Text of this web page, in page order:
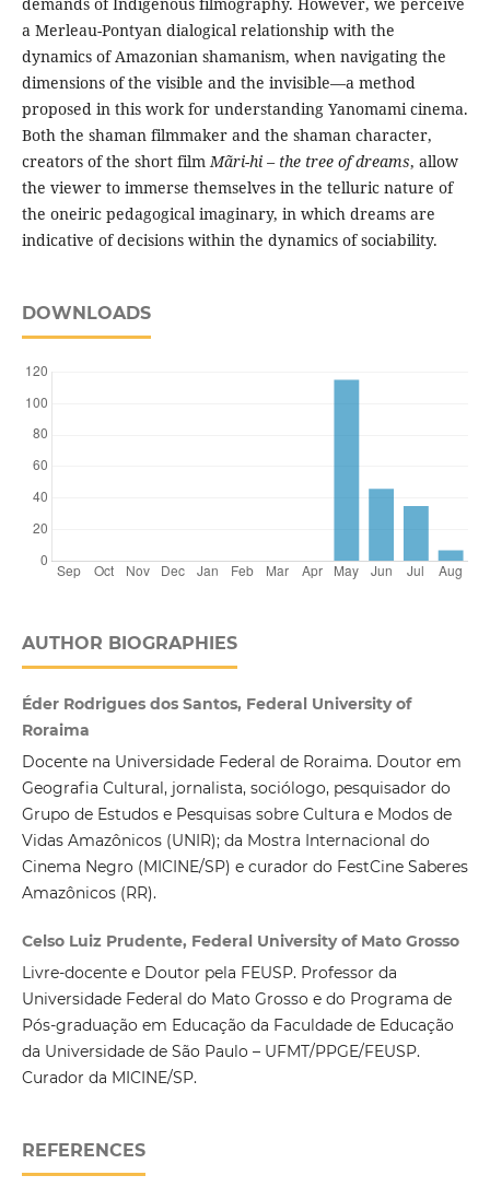
a Merleau-Pontyan dialogical relationship with the
dynamics of Amazonian shamanism, when navigating the
dimensions of the visible and the invisible—a method
proposed in this work for understanding Yanomami cinema.
Both the shaman filmmaker and the shaman character,
creators of the short film Mãri-hi – the tree of dreams, allow
the viewer to immerse themselves in the telluric nature of
the oneiric pedagogical imaginary, in which dreams are
indicative of decisions within the dynamics of sociability.
DOWNLOADS
AUTHOR BIOGRAPHIES
Éder Rodrigues dos Santos, Federal University of
Roraima
Docente na Universidade Federal de Roraima. Doutor em
Geografia Cultural, jornalista, sociólogo, pesquisador do
Grupo de Estudos e Pesquisas sobre Cultura e Modos de
Vidas Amazônicos (UNIR); da Mostra Internacional do
Cinema Negro (MICINE/SP) e curador do FestCine Saberes
Amazônicos (RR).
Celso Luiz Prudente, Federal University of Mato Grosso
Livre-docente e Doutor pela FEUSP. Professor da
Universidade Federal do Mato Grosso e do Programa de
Pós-graduação em Educação da Faculdade de Educação
da Universidade de São Paulo – UFMT/PPGE/FEUSP.
Curador da MICINE/SP.
REFERENCES